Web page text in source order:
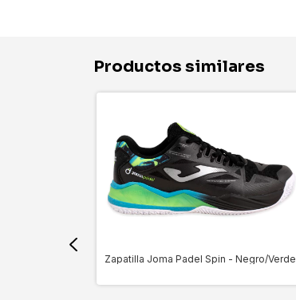
Productos similares
Zapatilla Joma Padel Spin - Negro/Verde